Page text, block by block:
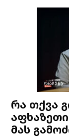
რა თქვა
მას